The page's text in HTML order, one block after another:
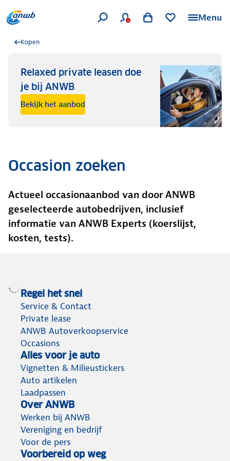
Menu
Kopen
Relaxed private leasen doe
je bij ANWB
Bekijk het aanbod
Occasion zoeken
Actueel occasionaanbod van door ANWB
geselecteerde autobedrijven, inclusief
informatie van ANWB Experts (koerslijst,
kosten, tests).
Regel het snel
Service & Contact
Private lease
ANWB Autoverkoopservice
Occasions
Alles voor je auto
Vignetten & Milieustickers
Auto artikelen
Laadpassen
Over ANWB
Werken bij ANWB
Vereniging en bedrijf
Voor de pers
Voorbereid op weg